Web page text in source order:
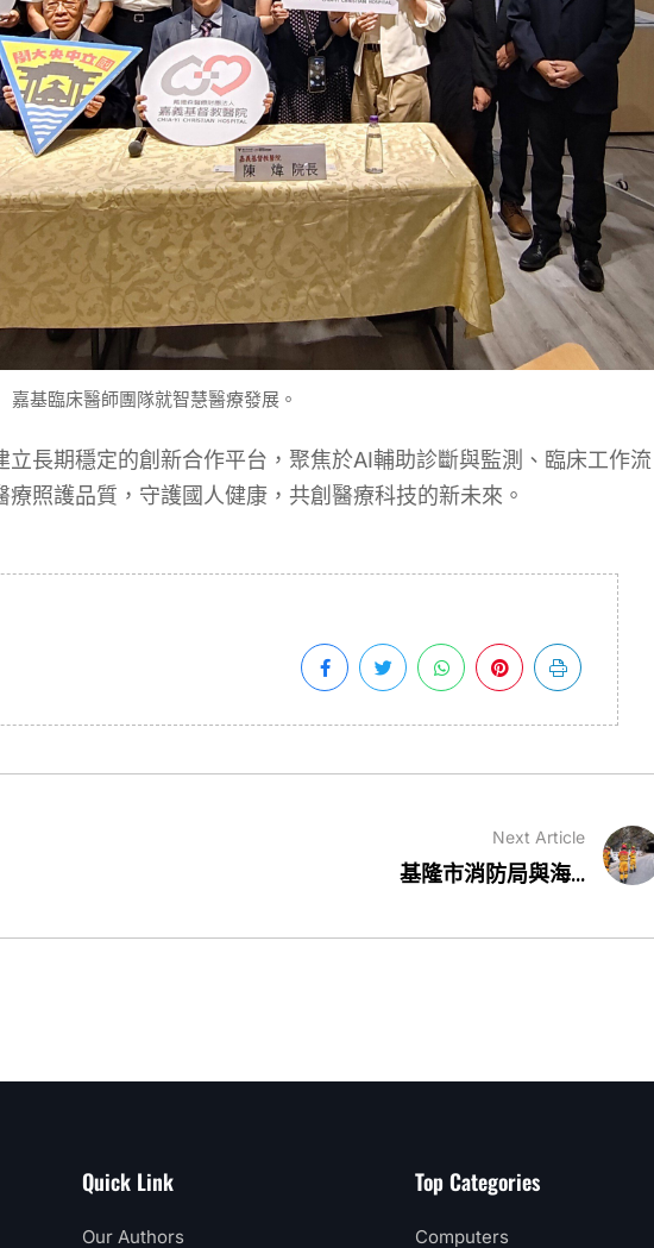
嘉基臨床醫師團隊就智慧醫療發展。
長期穩定的創新合作平台，聚焦於AI輔助診斷與監測、臨床工作流
照護品質，守護國人健康，共創醫療科技的新未來。
Next Article
基隆市消防局與海...
Quick Link
Our Authors
Top Categories
Computers